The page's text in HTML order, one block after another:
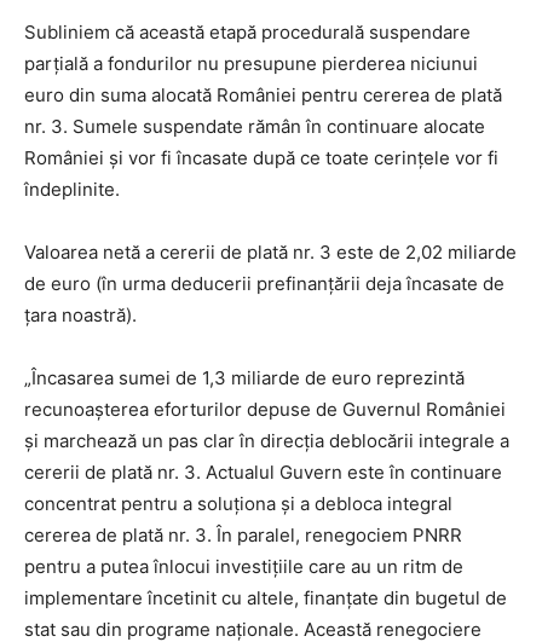
Subliniem că această etapă procedurală suspendare
parțială a fondurilor nu presupune pierderea niciunui
euro din suma alocată României pentru cererea de plată
nr. 3. Sumele suspendate rămân în continuare alocate
României și vor fi încasate după ce toate cerințele vor fi
îndeplinite.
Valoarea netă a cererii de plată nr. 3 este de 2,02 miliarde
de euro (în urma deducerii prefinanțării deja încasate de
țara noastră).
„Încasarea sumei de 1,3 miliarde de euro reprezintă
recunoașterea eforturilor depuse de Guvernul României
și marchează un pas clar în direcția deblocării integrale a
cererii de plată nr. 3. Actualul Guvern este în continuare
concentrat pentru a soluționa și a debloca integral
cererea de plată nr. 3. În paralel, renegociem PNRR
pentru a putea înlocui investițiile care au un ritm de
implementare încetinit cu altele, finanțate din bugetul de
stat sau din programe naționale. Această renegociere